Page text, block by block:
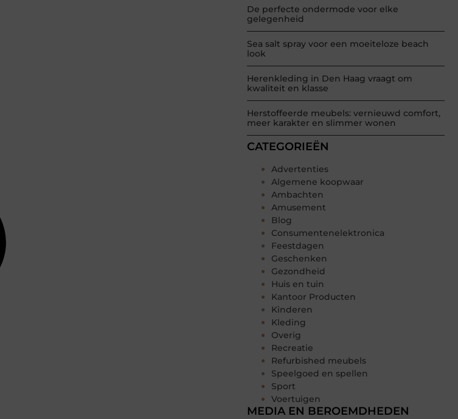
De perfecte ondermode voor elke
gelegenheid
Sea salt spray voor een moeiteloze beach
look
Herenkleding in Den Haag vraagt om
kwaliteit en klasse
Herstoffeerde meubels: vernieuwd comfort,
meer karakter en slimmer wonen
CATEGORIEËN
Advertenties
Algemene koopwaar
Ambachten
Amusement
Blog
Consumentenelektronica
Feestdagen
Geschenken
Gezondheid
Huis en tuin
Kantoor Producten
Kinderen
Kleding
Overig
Recreatie
Refurbished meubels
Speelgoed en spellen
Sport
Voertuigen
MEDIA EN BEROEMDHEDEN